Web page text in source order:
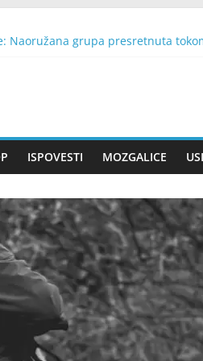
Naoružana grupa presretnuta
moru: Kada je videla kako
a već sljedećeg jutra policija joj
ISPOVESTI MOZGALICE